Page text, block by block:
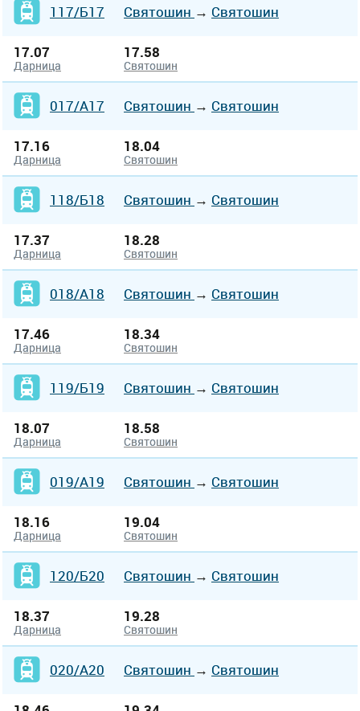
117/Б17 Святошин → Святошин
17.07
Дарница
17.58
Святошин
017/А17 Святошин → Святошин
17.16
Дарница
18.04
Святошин
118/Б18 Святошин → Святошин
17.37
Дарница
18.28
Святошин
018/А18 Святошин → Святошин
17.46
Дарница
18.34
Святошин
119/Б19 Святошин → Святошин
18.07
Дарница
18.58
Святошин
019/А19 Святошин → Святошин
18.16
Дарница
19.04
Святошин
120/Б20 Святошин → Святошин
18.37
Дарница
19.28
Святошин
020/А20 Святошин → Святошин